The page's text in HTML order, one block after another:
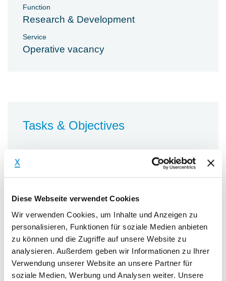
Diese Webseite verwendet Cookies
Wir verwenden Cookies, um Inhalte und Anzeigen zu
personalisieren, Funktionen für soziale Medien anbieten
zu können und die Zugriffe auf unsere Website zu
analysieren. Außerdem geben wir Informationen zu Ihrer
Verwendung unserer Website an unsere Partner für
soziale Medien, Werbung und Analysen weiter. Unsere
Function
Research & Development
Service
Operative vacancy
Tasks & Objectives
Bereich der Leistungselektronik, mit
folgenden Aufgabenspektrum:
Hardwarentwicklung von
hochintegrierten Motorwechselrichtern
Konzeption und Entwicklung
elektronischer Schaltungen für